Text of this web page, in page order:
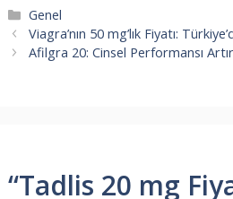
Kategoriler
Genel
Viagra’nın 50 mg’lık Fiyatı:
Afilgra 20: Cinsel Performansı
“Tadlis 20 mg